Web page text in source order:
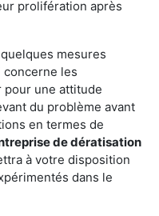
prolifération après
mesures
concerne les
pour une attitude
du problème avant
en termes de
de dératisation
à votre disposition
dans le